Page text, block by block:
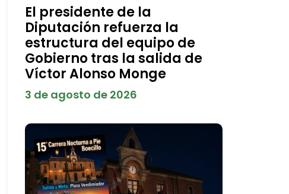
El presidente de la
Diputación refuerza la
estructura del equipo de
Gobierno tras la salida de
Víctor Alonso Monge
3 de agosto de 2026